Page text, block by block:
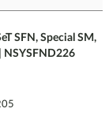
SFN, Special SM,